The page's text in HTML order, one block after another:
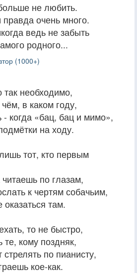
не любить.
правда очень много.
ведь не забыть
родного...
(1000+)
необходимо,
в каком году,
- когда «бац, бац и мимо»,
на ходу.
тот, кто первым
читаешь по глазам,
к чертям собачьим,
там.
то не быстро,
кому поздняк,
по пианисту,
кое-как.